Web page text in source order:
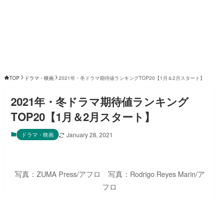
TOP ドラマ・映画 2021年・冬ドラマ期待値ランキングTOP20【1月＆2月スタート】
2021年・冬ドラマ期待値ランキング
TOP20【1月＆2月スタート】
ドラマ・映画 January 28, 2021
写真：ZUMA Press/アフロ 写真：Rodrigo Reyes Marin/ア
フロ